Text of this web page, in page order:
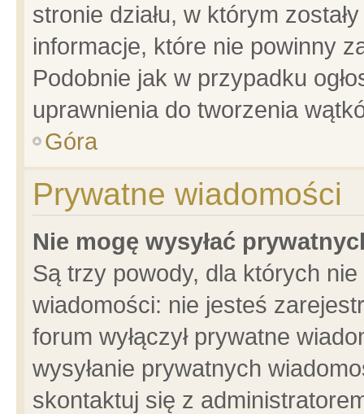
stronie działu, w którym
informacje, które nie powinny
Podobnie jak w przypadku
uprawnienia do tworzenia
Góra
Prywatne wiadomości
Nie mogę wysyłać
Są trzy powody, dla których
wiadomości: nie jesteś
forum wyłączył prywatne
wysyłanie prywatnych
skontaktuj się z